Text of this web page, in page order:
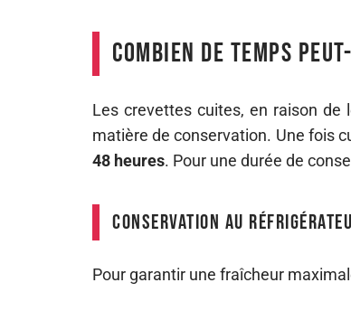
Combien de temps
Les crevettes cuites, en raison de
matière de conservation. Une fois
48 heures. Pour une durée de
Conservation au
Pour garantir une fraîcheur